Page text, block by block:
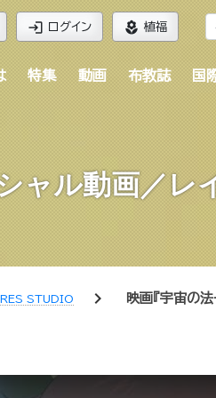
login ログイン local_florist 植福
特集 動画 布教誌 国
ャル動画／レ
STUDIO chevron_right 映画『宇宙の